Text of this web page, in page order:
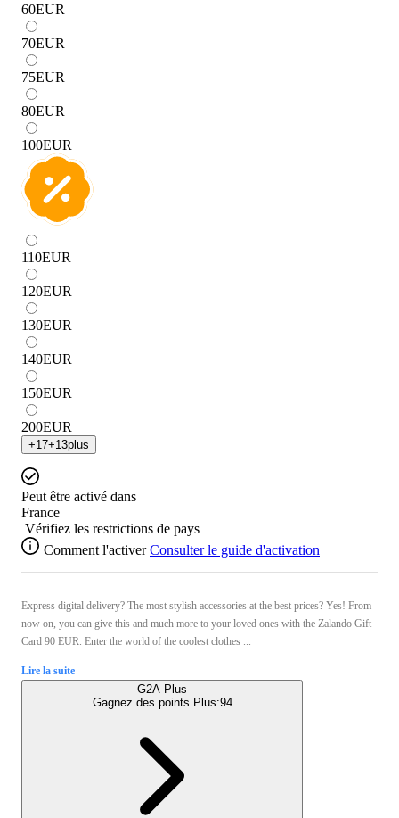
60EUR
70EUR
75EUR
80EUR
100EUR
110EUR
120EUR
130EUR
140EUR
150EUR
200EUR
+17+13plus
Peut être activé dans
France
Vérifiez les restrictions de pays
Comment l'activer Consulter le guide d'activation
Express digital delivery? The most stylish accessories at the best prices? Yes! From
now on, you can give this and much more to your loved ones with the Zalando Gift
Card 90 EUR. Enter the world of the coolest clothes ...
Lire la suite
G2A Plus
Gagnez des points Plus:94